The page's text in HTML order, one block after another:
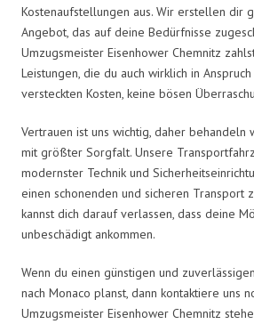
Kostenaufstellungen aus. Wir erstellen dir
Angebot, das auf deine Bedürfnisse
Umzugsmeister Eisenhower Chemnitz
Leistungen, die du auch wirklich in
versteckten Kosten, keine bösen
Vertrauen ist uns wichtig, daher behandeln
mit größter Sorgfalt. Unsere
modernster Technik und
einen schonenden und sicheren Transport
kannst dich darauf verlassen, dass deine
unbeschädigt ankommen.
Wenn du einen günstigen und
nach Monaco planst, dann kontaktiere uns
Umzugsmeister Eisenhower Chemnitz